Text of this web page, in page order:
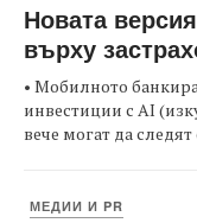
Новата
върху
• Мобилното
инвестиции с AI
вече могат да
МЕДИИ И PR